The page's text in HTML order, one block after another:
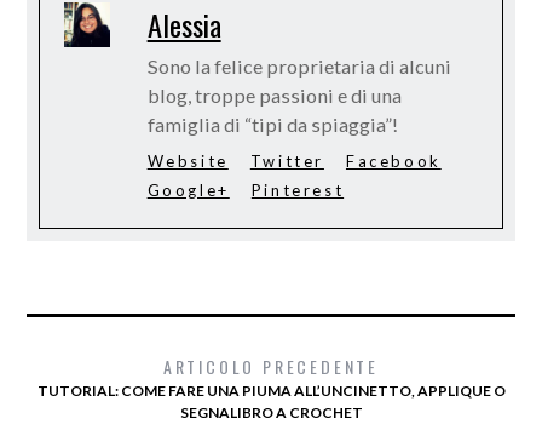
Alessia
Sono la felice proprietaria di alcuni
blog, troppe passioni e di una
famiglia di “tipi da spiaggia”!
Website Twitter
Facebook
Google+
Pinterest
ARTICOLO PRECEDENTE
TUTORIAL: COME FARE UNA PIUMA ALL’UNCINETTO, APPLIQUE O
SEGNALIBRO A CROCHET